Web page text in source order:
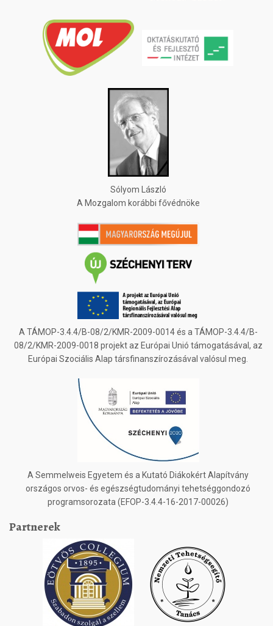
Sólyom László
A Mozgalom korábbi fővédnöke
A TÁMOP-3.4.4/B-08/2/KMR-2009-0014 és a TÁMOP-3.4.4/B-
08/2/KMR-2009-0018 projekt az Európai Unió támogatásával, az
Európai Szociális Alap társfinanszírozásával valósul meg.
A Semmelweis Egyetem és a Kutató Diákokért Alapítvány
országos orvos- és egészségtudományi tehetséggondozó
programsorozata (EFOP-3.4.4-16-2017-00026)
Partnerek